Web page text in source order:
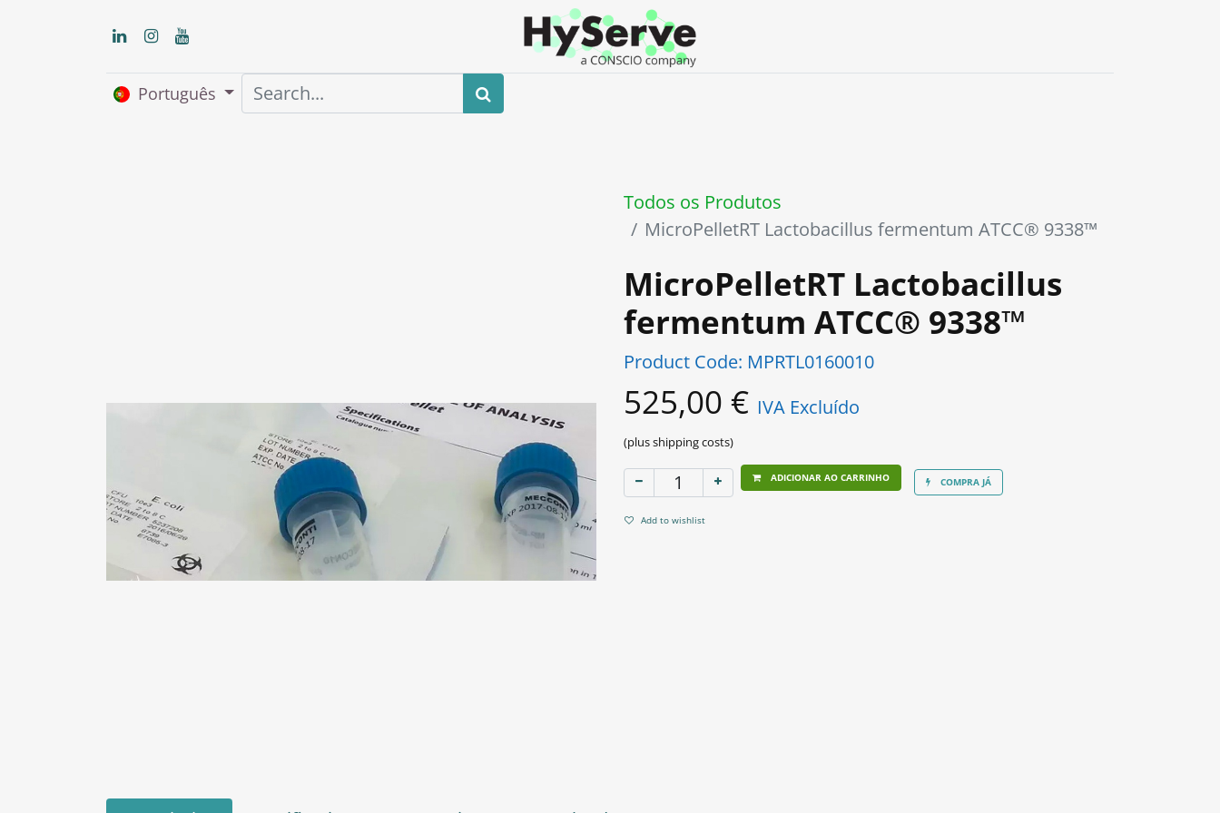
Português
Todos os Produtos
MicroPelletRT Lactobacillus fermentum ATCC® 9338™
MicroPelletRT Lactobacillus
fermentum ATCC® 9338™
Product Code: MPRTL0160010
525,00 € IVA Excluído
(plus shipping costs)
ADICIONAR AO CARRINHO COMPRA JÁ
Add to wishlist